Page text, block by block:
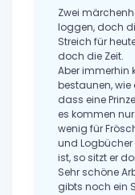
Zwei
loggen, doch
Streich für
doch die Zeit.
Aber immerhin
bestaunen,
dass eine
es kommen
wenig für
und Logbücher
ist, so sitzt er
Sehr schöne
gibts noch ein